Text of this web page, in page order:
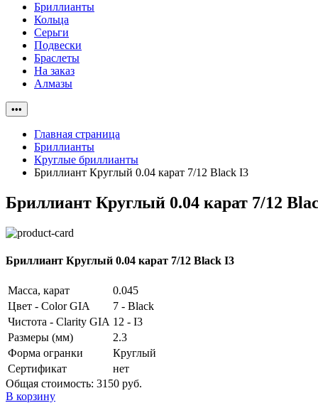
Бриллианты
Кольца
Серьги
Подвески
Браслеты
На заказ
Алмазы
•••
Главная страница
Бриллианты
Круглые бриллианты
Бриллиант Круглый 0.04 карат 7/12 Black I3
Бриллиант Круглый 0.04 карат 7/12
Бриллиант Круглый 0.04 карат 7/12 Black I3
Масса, карат
0.045
Цвет - Color GIA
7 - Black
Чистота - Clarity GIA 12 - I3
Размеры (мм)
2.3
Форма огранки
Круглый
Сертификат
нет
Общая стоимость: 3150 руб.
В корзину